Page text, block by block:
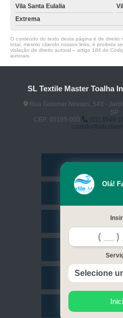
Vila Santa Eulalia
Extrema
O conteúdo do texto desta página é de direito
total, mesmo citando nossos links, é proibida
violação de direito autoral – artigo 184 do
autorais
SL Textile Master Toalha
Rua Guiomar Novaes, 543 -
SP
CEP: 05185-000
(11) 3948-
Mapa
Olá!